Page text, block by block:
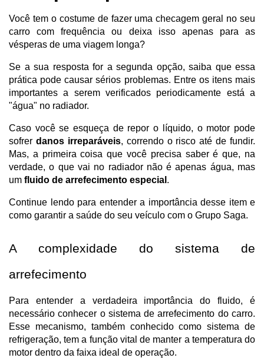
Você tem o costume de fazer uma checagem geral no seu
carro com frequência ou deixa isso apenas para as
vésperas de uma viagem longa?
Se a sua resposta for a segunda opção, saiba que essa
prática pode causar sérios problemas. Entre os itens mais
importantes a serem verificados periodicamente está a
"água" no radiador.
Caso você se esqueça de repor o líquido, o motor pode
sofrer danos irreparáveis, correndo o risco até de fundir.
Mas, a primeira coisa que você precisa saber é que, na
verdade, o que vai no radiador não é apenas água, mas
um fluido de arrefecimento especial .
Continue lendo para entender a importância desse item e
como garantir a saúde do seu veículo com o Grupo Saga.
A complexidade do sistema de
arrefecimento
Para entender a verdadeira importância do fluido, é
necessário conhecer o sistema de arrefecimento do carro.
Esse mecanismo, também conhecido como sistema de
refrigeração, tem a função vital de manter a temperatura do
motor dentro da faixa ideal de operação.